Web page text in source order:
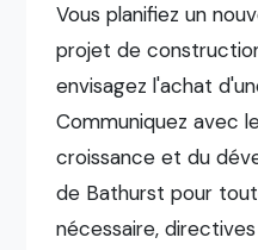
Vous planifiez un
projet de
envisagez l'achat
Communiquez avec
croissance et du
de Bathurst pour
nécessaire,